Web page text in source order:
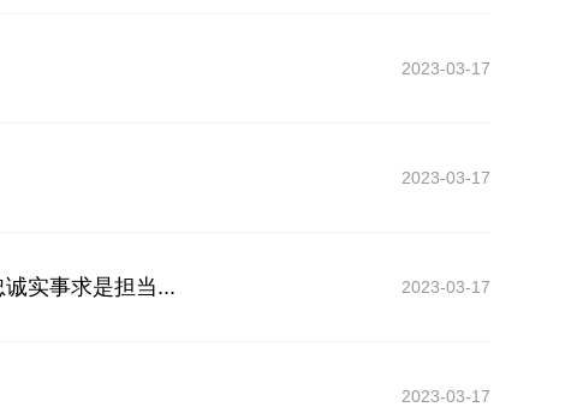
2023-03-17
2023-03-17
实事求是担当... 2023-03-17
2023-03-17